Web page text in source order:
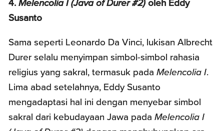
4. Melencolia I (Java of Durer #2) oleh Eddy
Susanto
Sama seperti Leonardo Da Vinci, lukisan Albrecht
Durer selalu menyimpan simbol-simbol rahasia
religius yang sakral, termasuk padaMelencolia I.
Lima abad setelahnya, Eddy Susanto
mengadaptasi hal ini dengan menyebar simbol
sakral dari kebudayaan Jawa padaMelencolia I